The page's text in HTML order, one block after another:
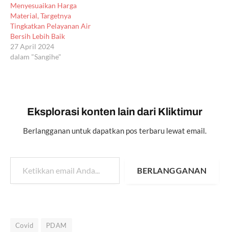
Menyesuaikan Harga
Material, Targetnya
Tingkatkan Pelayanan Air
Bersih Lebih Baik
27 April 2024
dalam "Sangihe"
Eksplorasi konten lain dari Kliktimur
Berlangganan untuk dapatkan pos terbaru lewat email.
Ketikkan email Anda...
BERLANGGANAN
Covid PDAM